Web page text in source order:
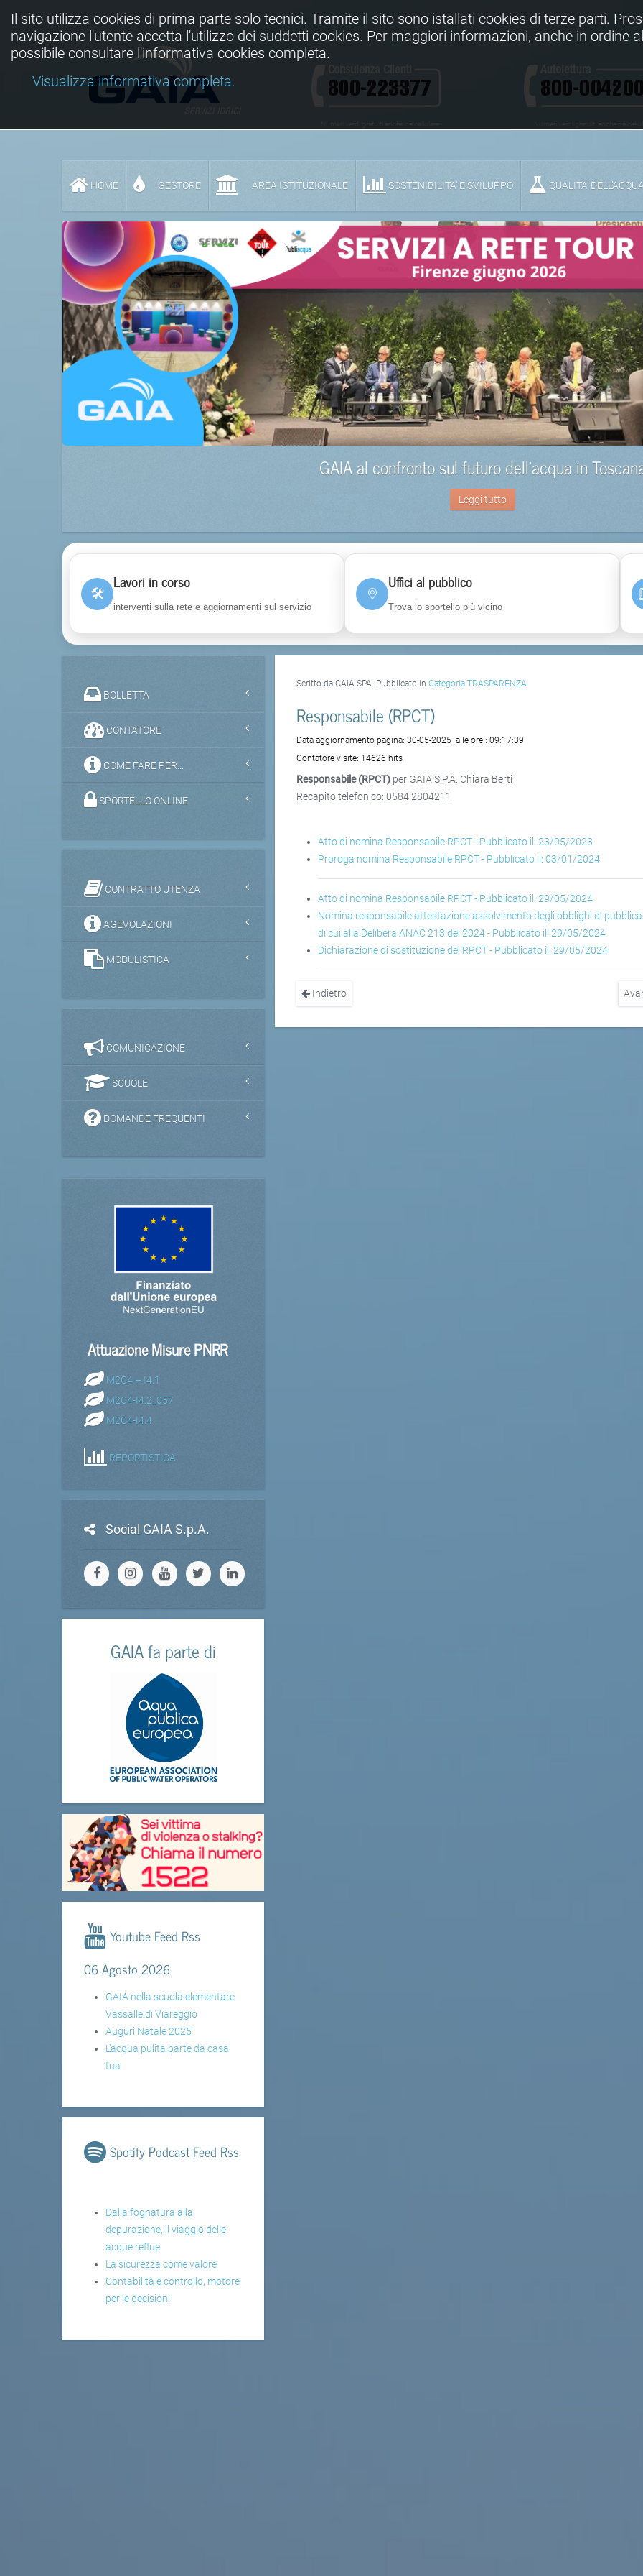
HOME GESTORE AREA ISTITUZIONALE SOSTENIBILITA' E SVILUPPO QUALITA’
GAIA al confronto sul futuro dell’acqua in
Leggi tutto
🛠
Lavori in corso
interventi sulla rete e aggiornamenti sul servizio
Uffici al pubblico
Trova lo sportello più vicino
Scritto da GAIA SPA. Pubblicato inCategoria TRASPARENZA
Responsabile (RPCT)
Data aggiornamento pagina:30-05-2025 alle ore :09:17:39
Contatore visite: 14626 hits
Responsabile (RPCT) per GAIA S.P.A. Chiara Berti
Recapito telefonico: 0584 2804211
Atto di nomina Responsabile RPCT - Pubblicato il: 23/05/2023
Proroga nomina Responsabile RPCT - Pubblicato il: 03/01/2024
Atto di nomina Responsabile RPCT - Pubblicato il: 29/05/2024
Nomina responsabile attestazione assolvimento degli obblighi di
di cui alla Delibera ANAC 213 del 2024 - Pubblicato il: 29/05/2024
Dichiarazione di sostituzione del RPCT - Pubblicato il: 29/05/2024
Indietro
BOLLETTA
CONTATORE
COME FARE PER...
SPORTELLO ONLINE
CONTRATTO UTENZA
AGEVOLAZIONI
MODULISTICA
COMUNICAZIONE
SCUOLE
DOMANDE FREQUENTI
Attuazione Misure PNRR
M2C4 – I4.1
M2C4-I4.2_057
M2C4-I4.4
REPORTISTICA
Social GAIA S.p.A.
GAIA fa parte di
Youtube Feed Rss
06 Agosto 2026
GAIA nella scuola elementare
Vassalle di Viareggio
Auguri Natale 2025
L'acqua pulita parte da casa
tua
Spotify Podcast Feed Rss
Dalla fognatura alla
depurazione, il viaggio delle
acque reflue
La sicurezza come valore
Contabilità e controllo, motore
per le decisioni
Il sito utilizza cookies di prima parte solo tecnici. Tramite il sito sono istallati cookies di terze parti.
navigazione l'utente accetta l'utilizzo dei suddetti cookies. Per maggiori informazioni, anche in ordine
possibile consultare l'informativa cookies completa.
Visualizza informativa completa.